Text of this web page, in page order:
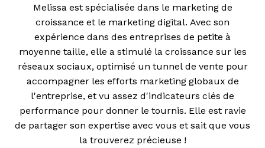
Melissa est spécialisée dans le marketing de
croissance et le marketing digital. Avec son
expérience dans des entreprises de petite à
moyenne taille, elle a stimulé la croissance sur les
réseaux sociaux, optimisé un tunnel de vente pour
accompagner les efforts marketing globaux de
l'entreprise, et vu assez d'indicateurs clés de
performance pour donner le tournis. Elle est ravie
de partager son expertise avec vous et sait que vous
la trouverez précieuse !